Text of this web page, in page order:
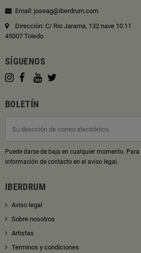
Email: joseag@iberdrum.com
Dirección: C/ Rio Jarama, 132 nave 10.11
45007 Toledo
SÍGUENOS
BOLETÍN
Puede darse de baja en cualquier momento.
información de contacto en el aviso legal.
IBERDRUM
Aviso legal
Sobre nosotros
Artistas
Terminos y condiciones